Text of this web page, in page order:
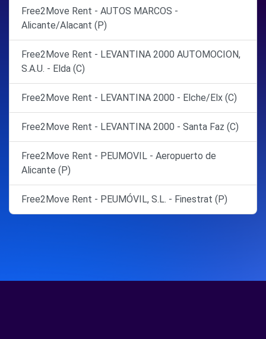
Free2Move Rent - AUTOS MARCOS -
Alicante/Alacant (P)
Free2Move Rent - LEVANTINA 2000 AUTOMOCION,
S.A.U. - Elda (C)
Free2Move Rent - LEVANTINA 2000 - Elche/Elx (C)
Free2Move Rent - LEVANTINA 2000 - Santa Faz (C)
Free2Move Rent - PEUMOVIL - Aeropuerto de
Alicante (P)
Free2Move Rent - PEUMÓVIL, S.L. - Finestrat (P)